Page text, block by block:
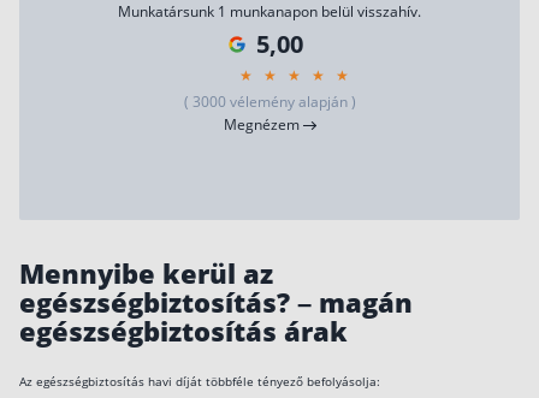
Munkatársunk 1 munkanapon belül visszahív.
5,00
( 3000 vélemény alapján )
Megnézem
Mennyibe kerül az
egészségbiztosítás? – magán
egészségbiztosítás árak
Az egészségbiztosítás havi díját többféle tényező befolyásolja: